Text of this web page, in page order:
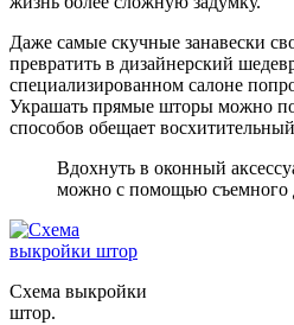
Даже самые скучные занавески
превратить в дизайнерский
специализированном салоне
Украшать прямые шторы можно
способов обещает восхитительный
Вдохнуть в оконный
можно с помощью съемного
Схема выкройки
штор.